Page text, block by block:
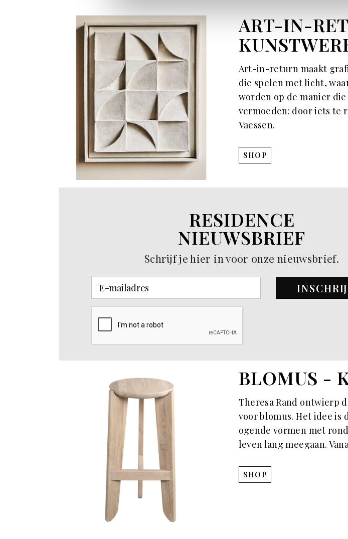
ART-IN-
Art-in-return maakt
die spelen met licht,
worden op de manier
vermoeden: door iets te
Vaessen.
SHOP
RESIDENCE
NIEUWSBRIEF
Schrijf je hier in voor onze nieuwsbrief.
BLOMUS -
Theresa Rand ontwierp
voor blomus. Het idee is
ogende vormen met
leven lang meegaan.
SHOP